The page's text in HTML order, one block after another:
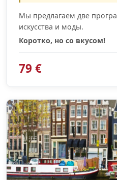
Мы предлагаем две
искусства и моды.
Коротко, но со вкусом!
79 €